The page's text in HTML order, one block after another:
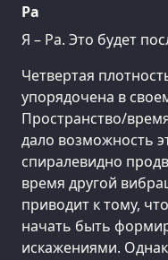
Ра
Я – Ра. Это будет
Четвертая
упорядочена в
Пространство/
дало возможность
спиралевидно
время другой
приводит к тому,
начать быть
искажениями.